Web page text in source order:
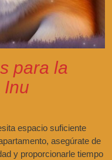
para la
Inu
espacio suficiente
asegúrate de
y proporcionarle tiempo